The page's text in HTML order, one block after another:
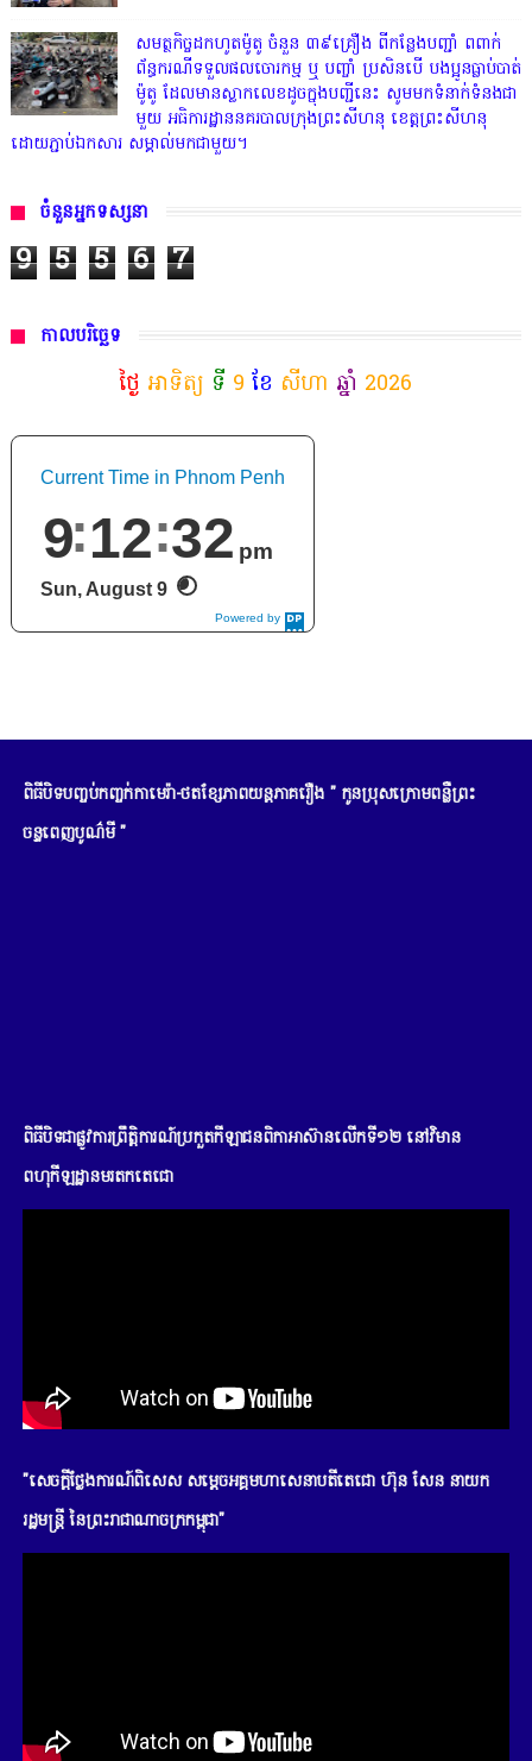
សមត្ថកិច្ចដកហូតម៉ូតូ ចំនួន ៣៩គ្រឿង ពីកន្លែងបញ្ជាំ ពពាក់
ព័ន្ធករណីទទួលផលចោរកម្ម ឬ បញ្ចាំ ប្រសិនបើ បងប្អូនធ្លាប់បាត់
ម៉ូតូ ដែលមានស្លាកលេខដូចក្នុងបញ្ជីនេះ សូមមកទំនាក់ទំនងជា
មួយ អធិការដ្ឋាននគរបាលក្រុងព្រះសីហនុ ខេត្តព្រះសីហនុ
ដោយភ្ជាប់ឯកសារ សម្គាល់មកជាមួយ។
ចំនួនអ្នកទស្សនា
9 5 5 6 7
កាលបរិច្ឆេទ
ថ្ងៃ អាទិត្យ ទី 9 ខែ សីហា ឆ្នាំ 2026
Powered by
DaysPedia.c
Current Time in Phnom Penh
9 12 33 pm
Sun, August 9
ពិធីបិទបញ្ចប់កញ្ចក់កាមេរ៉ា-ថតខ្សែភាពយន្តភាគរឿង " កូនប្រុសក្រោមពន្លឺព្រះ
ចន្ទពេញបូណ៌មី "
ពិធីបិទជាផ្លូវការព្រឹត្តិការណ៍ប្រកួតកីឡាជនពិកាអាស៊ានលើកទី១២ នៅវិមាន
ពហុកីឡដ្ឋានមរតកតេជោ
"សេចក្តីថ្លែងការណ៍ពិសេស សម្តេចអគ្គមហាសេនាបតីតេជោ ហ៊ុន សែន នាយក
រដ្ឋមន្រ្តី នៃព្រះរាជាណាចក្រកម្ពុជា"